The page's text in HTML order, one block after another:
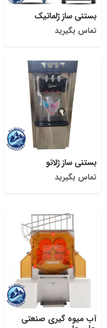
بستنی ساز ژلماتیک
تماس بگیرید
بستنی ساز ژلاتو
تماس بگیرید
آب میوه گیری صنعتی